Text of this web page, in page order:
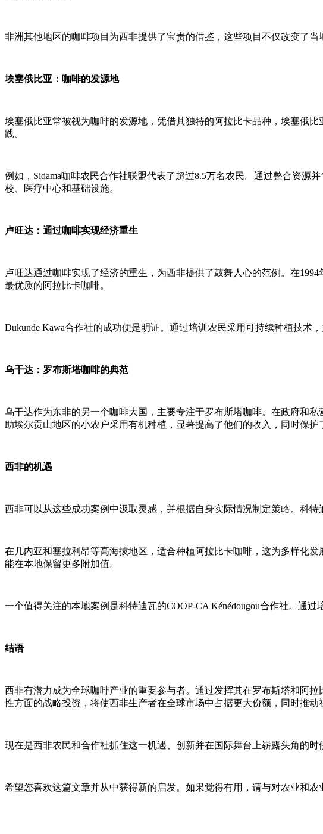
非洲其他地区的咖啡项目为西非提供了宝贵的借鉴，这些项目不仅改变了当
埃塞俄比亚：咖啡的发源地
埃塞俄比亚常被视为咖啡的发源地，凭借其独特的阿拉比卡品种，埃塞俄
践。
例如，Sidama咖啡农民合作社联盟代表了超过8.5万名农民。通过整合资源
校、医疗中心和基础设施。
卢旺达：通过咖啡实现经济重生
卢旺达通过咖啡实现了经济的重生，为西非提供了鼓舞人心的范例。在
最优质的阿拉比卡咖啡。
Dukunde Kawa合作社的成功便是明证。通过培训农民采用可持续种植技术
乌干达：罗布斯塔咖啡的典范
乌干达作为东非的另一个咖啡大国，主要专注于罗布斯塔咖啡。在政府和
助埃尔贡山地区的小农户采用有机种植，显著提高了他们的收入，同时保护
西非的机遇
西非可以从这些成功案例中汲取灵感，并根据自身实际情况制定策略。科
在几内亚和塞拉利昂等高海拔地区，适合种植阿拉比卡咖啡，这为多样化
能在本地保留更多附加值。
一个值得关注的本地案例是科特迪瓦的COOP-CA Kénédougou合作社。通
结语
西非有潜力成为全球咖啡产业的重要参与者。通过发挥其在罗布斯塔和阿
性方面的战略投资，将使西非生产者在全球市场中占据更大份额，同时推动
现在是西非农民和合作社抓住这一机遇、创新并在国际舞台上崭露头角的
希望您喜欢这篇文章并从中获得新的启发。如果觉得有用，请与对农业和农